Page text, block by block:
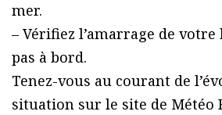
mer.
– Vérifiez l’amarrage de votre
pas à bord.
Tenez-vous au courant de
situation sur le site de Météo